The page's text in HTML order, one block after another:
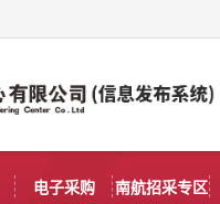
电子采购
南航招采专区